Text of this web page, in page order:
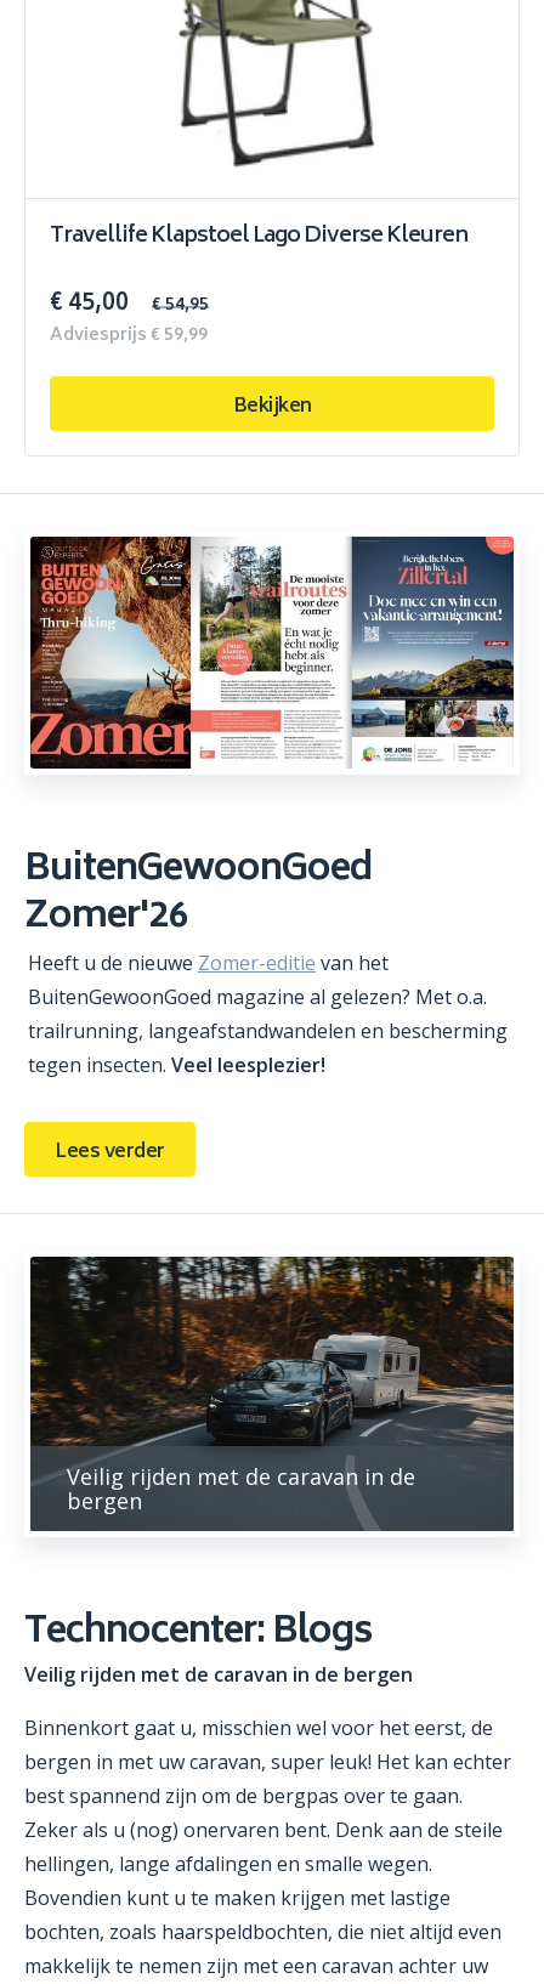
Travellife Klapstoel Lago Diverse Kleuren
€ 45,00
€ 54,95
Adviesprijs € 59,99
Bekijken
BuitenGewoonGoed
Zomer'26
Heeft u de nieuwe Zomer-editie van het
BuitenGewoonGoed magazine al gelezen? Met o.a.
trailrunning, langeafstandwandelen en bescherming
tegen insecten. Veel leesplezier!
Lees verder
Veilig rijden met de caravan in de
bergen
Technocenter: Blogs
Veilig rijden met de caravan in de bergen
Binnenkort gaat u, misschien wel voor het eerst, de
bergen in met uw caravan, super leuk! Het kan echter
best spannend zijn om de bergpas over te gaan.
Zeker als u (nog) onervaren bent. Denk aan de steile
hellingen, lange afdalingen en smalle wegen.
Bovendien kunt u te maken krijgen met lastige
bochten, zoals haarspeldbochten, die niet altijd even
makkelijk te nemen zijn met een caravan achter uw